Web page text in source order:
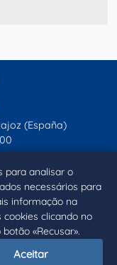
para analisar o
necessários para
informação na
clicando no
«Recusar».
Aceitar
(España)
YouTube
de Cookies